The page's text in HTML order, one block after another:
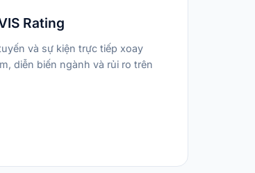
Rating
và sự kiện trực tiếp xoay
diễn biến ngành và rủi ro trên